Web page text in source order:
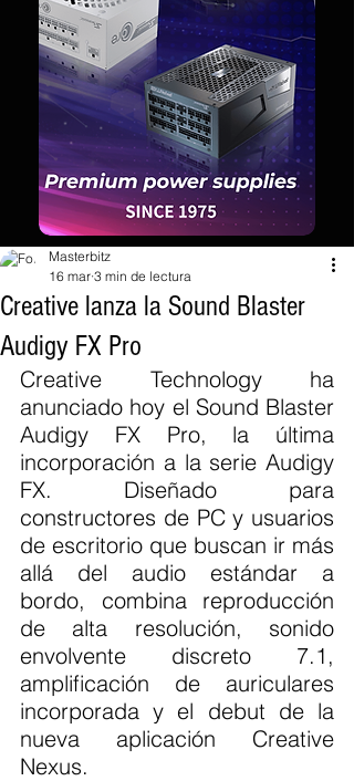
Creative lanza la Sound Blaster
Audigy FX Pro
Masterbitz
16 mar 3 min de lectura
Creative Technology ha
anunciado hoy el Sound Blaster
Audigy FX Pro, la última
incorporación a la serie Audigy
FX. Diseñado para
constructores de PC y usuarios
de escritorio que buscan ir más
allá del audio estándar a
bordo, combina reproducción
de alta resolución, sonido
envolvente discreto 7.1,
amplificación de auriculares
incorporada y el debut de la
nueva aplicación Creative
Nexus.